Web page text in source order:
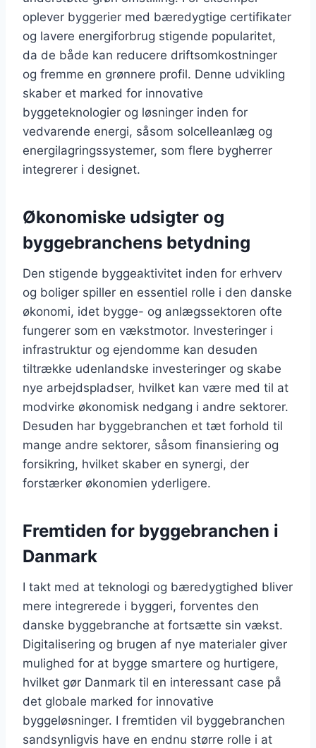
oplever byggerier med bæredygtige certifikater
og lavere energiforbrug stigende popularitet,
da de både kan reducere driftsomkostninger
og fremme en grønnere profil. Denne udvikling
skaber et marked for innovative
byggeteknologier og løsninger inden for
vedvarende energi, såsom solcelleanlæg og
energilagringssystemer, som flere bygherrer
integrerer i designet.
Økonomiske udsigter og
byggebranchens betydning
Den stigende byggeaktivitet inden for erhverv
og boliger spiller en essentiel rolle i den danske
økonomi, idet bygge- og anlægssektoren ofte
fungerer som en vækstmotor. Investeringer i
infrastruktur og ejendomme kan desuden
tiltrække udenlandske investeringer og skabe
nye arbejdspladser, hvilket kan være med til at
modvirke økonomisk nedgang i andre sektorer.
Desuden har byggebranchen et tæt forhold til
mange andre sektorer, såsom finansiering og
forsikring, hvilket skaber en synergi, der
forstærker økonomien yderligere.
Fremtiden for byggebranchen i
Danmark
I takt med at teknologi og bæredygtighed bliver
mere integrerede i byggeri, forventes den
danske byggebranche at fortsætte sin vækst.
Digitalisering og brugen af nye materialer giver
mulighed for at bygge smartere og hurtigere,
hvilket gør Danmark til en interessant case på
det globale marked for innovative
byggeløsninger. I fremtiden vil byggebranchen
sandsynligvis have en endnu større rolle i at